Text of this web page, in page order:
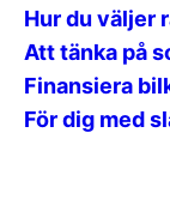
Hur du väljer
Att tänka på
Finansiera
För dig med